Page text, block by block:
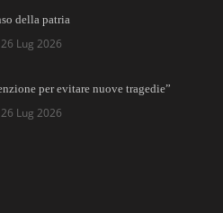
della patria
26 Lug 2026
per evitare nuove tragedie”
26 Lug 2026